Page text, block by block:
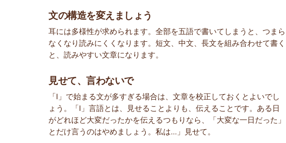
文の構造を変えましょう
耳には多様性が求められます。全部を五語で書いてしまうと、つまら
なくなり読みにくくなります。短文、中文、長文を組み合わせて書く
と、読みやすい文章になります。
見せて、言わないで
「I」で始まる文が多すぎる場合は、文章を校正しておくとよいでし
ょう。「I」言語とは、見せることよりも、伝えることです。ある日
がどれほど大変だったかを伝えるつもりなら、「大変な一日だった」
とだけ言うのはやめましょう。私は...」見せて。